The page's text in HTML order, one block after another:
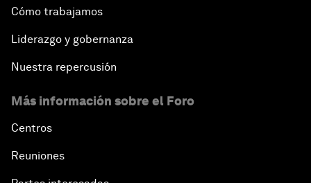
Cómo trabajamos
Liderazgo y gobernanza
Nuestra repercusión
Más información sobre el Foro
Centros
Reuniones